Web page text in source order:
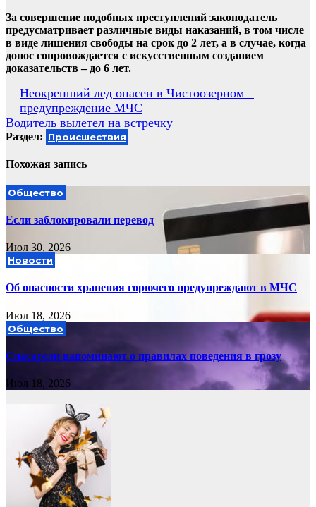
За совершение подобных преступлений законодатель
предусматривает различные виды наказаний, в том числе
в виде лишения свободы на срок до 2 лет, а в случае, когда
донос сопровождается с искусственным созданием
доказательств – до 6 лет.
Навигация
по
записям
Неокрепший лед опасен в Чистоозерном –
предупреждение МЧС
Водитель вылетел на встречку
Раздел: Происшествия
Похожая запись
Общество
Если заблокировали перевод
Июл 30, 2026
Новости
Об опасности хранения горючего предупреждают в МЧС
Июл 18, 2026
Общество
Спасатели напоминают о правилах поведения в грозу
Июл 18, 2026